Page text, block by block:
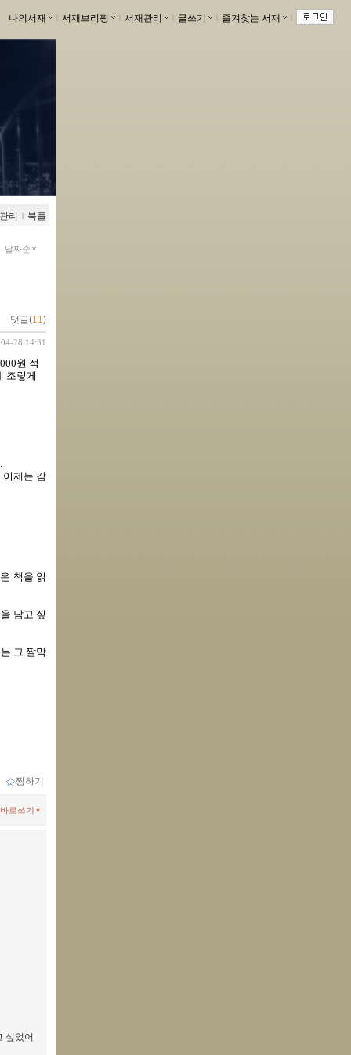
나의서재 서재브리핑 서재관리 글쓰기 즐겨찾는 서재
리 ｌ 북플
날짜순
댓글(11)
28 14:31
원 적
조렇게
이제는 감
책을 읽
담고 싶
그 짤막
찜하기
로쓰기
싶었어